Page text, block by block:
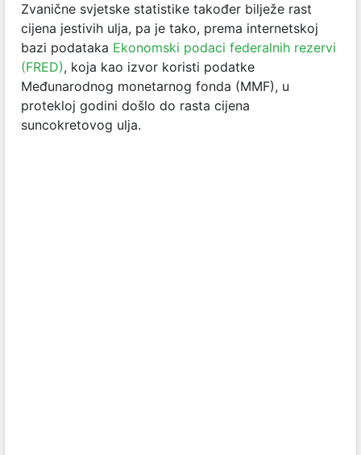
Zvanične svjetske statistike također bilježe rast
cijena jestivih ulja, pa je tako, prema internetskoj
bazi podataka Ekonomski podaci federalnih rezervi
(FRED), koja kao izvor koristi podatke
Međunarodnog monetarnog fonda (MMF), u
protekloj godini došlo do rasta cijena
suncokretovog ulja.